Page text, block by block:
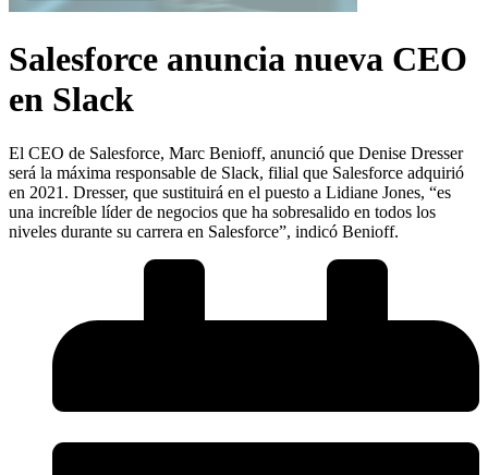
Salesforce anuncia nueva CEO
en Slack
El CEO de Salesforce, Marc Benioff, anunció que Denise Dresser
será la máxima responsable de Slack, filial que Salesforce adquirió
en 2021. Dresser, que sustituirá en el puesto a Lidiane Jones, “es
una increíble líder de negocios que ha sobresalido en todos los
niveles durante su carrera en Salesforce”, indicó Benioff.